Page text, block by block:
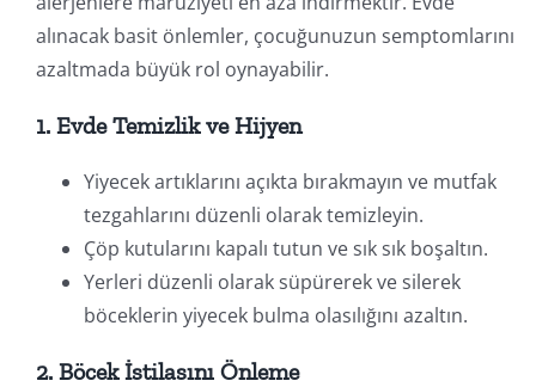
alınacak basit önlemler, çocuğunuzun semptomlarını
azaltmada büyük rol oynayabilir.
1. Evde Temizlik ve Hijyen
Yiyecek artıklarını açıkta bırakmayın ve mutfak
tezgahlarını düzenli olarak temizleyin.
Çöp kutularını kapalı tutun ve sık sık boşaltın.
Yerleri düzenli olarak süpürerek ve silerek
böceklerin yiyecek bulma olasılığını azaltın.
2. Böcek İstilasını Önleme